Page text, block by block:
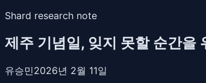
Shard research note
제주 기념일, 잊지 못할 순간을
유승민2026년 2월 11일